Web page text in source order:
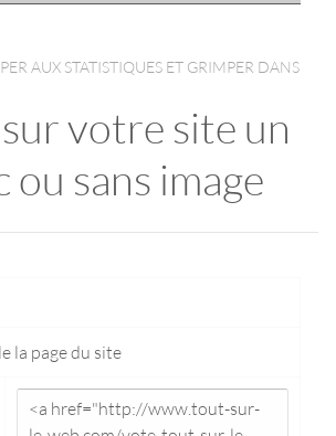
AUX STATISTIQUES ET GRIMPER DANS
votre site un
ou sans image
la page du site